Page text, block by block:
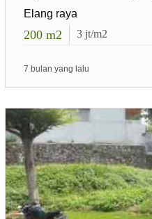
Elang raya
200 m2 3 jt/m2
7 bulan yang lalu